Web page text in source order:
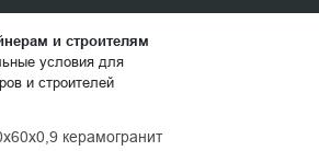
и строителям
условия для
и строителей
керамогранит